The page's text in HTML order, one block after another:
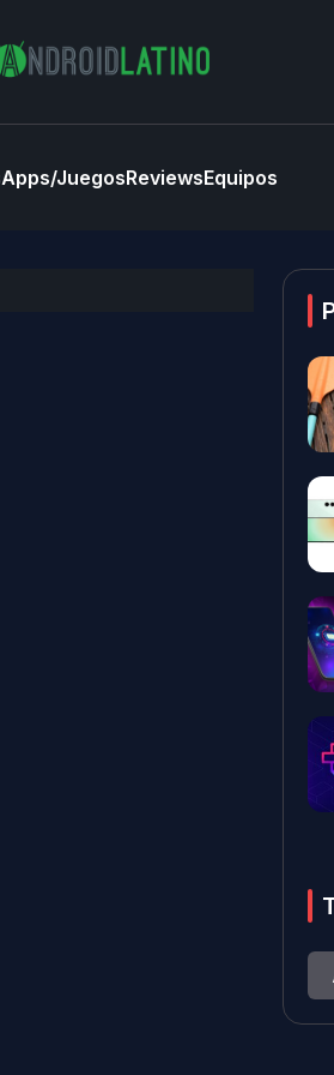
Apps/JuegosReviewsEquipos